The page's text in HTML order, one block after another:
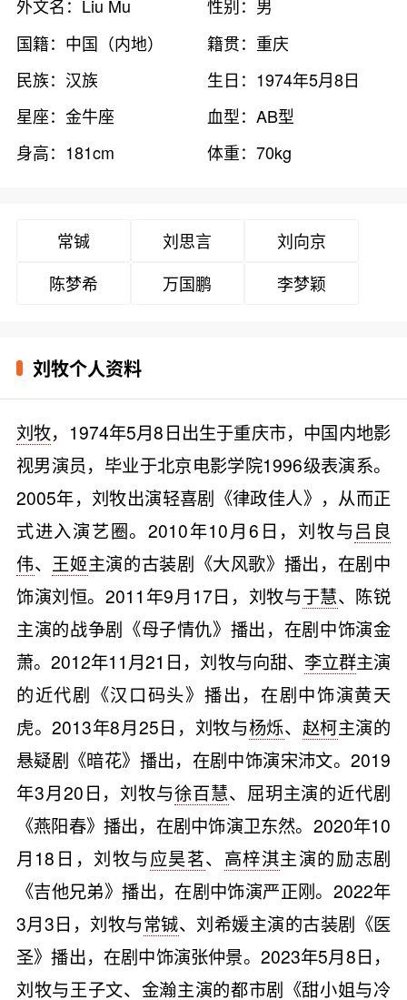
外文名：Liu Mu
性别：男
国籍：中国（内地）
籍贯：重庆
民族：汉族
生日：1974年5月8日
星座：金牛座
血型：AB型
身高：181cm
体重：70kg
常铖 刘思言
刘向京
陈梦希
万国鹏 李梦颖
刘牧个人资料
刘牧，1974年5月8日出生于重庆市，中国内地影
视男演员，毕业于北京电影学院1996级表演系。
2005年，刘牧出演轻喜剧《律政佳人》，从而正
式进入演艺圈。2010年10月6日，刘牧与吕良
伟、 王姬主演的古装剧《大风歌》播出，在剧中
饰演刘恒。2011年9月17日，刘牧与于慧、陈锐
主演的战争剧《母子情仇》播出，在剧中饰演金
萧。2012年11月21日，刘牧与向甜、 李立群主演
的近代剧《汉口码头》播出，在剧中饰演黄天
虎。2013年8月25日，刘牧与杨烁、 赵柯主演的
悬疑剧《暗花》播出，在剧中饰演宋沛文。2019
年3月20日，刘牧与徐百慧、屈玥主演的近代剧
《燕阳春》播出，在剧中饰演卫东然。2020年10
月18日，刘牧与应昊茗、 高梓淇主演的励志剧
《吉他兄弟》播出，在剧中饰演严正刚。2022年
3月3日，刘牧与常铖、刘希媛主演的古装剧《医
圣》播出，在剧中饰演张仲景。2023年5月8日，
刘牧与王子文、 金瀚主演的都市剧《甜小姐与冷